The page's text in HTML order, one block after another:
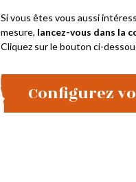
Si vous êtes vous aussi
mesure, lancez-vous dans la
Cliquez sur le bouton ci-
Configurez